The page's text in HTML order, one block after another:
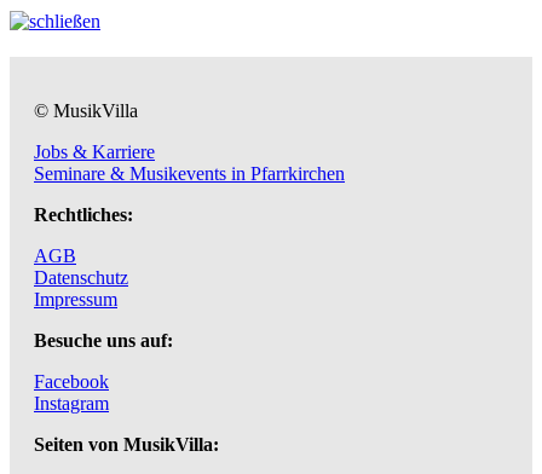
© MusikVilla
Jobs & Karriere
Seminare & Musikevents in Pfarrkirchen
Rechtliches:
AGB
Datenschutz
Impressum
Besuche uns auf:
Facebook
Instagram
Seiten von MusikVilla: